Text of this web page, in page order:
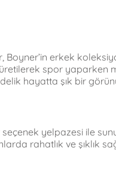
Boyner’in erkek
spor yaparken
hayatta şık bir
yelpazesi ile
rahatlık ve şıklık